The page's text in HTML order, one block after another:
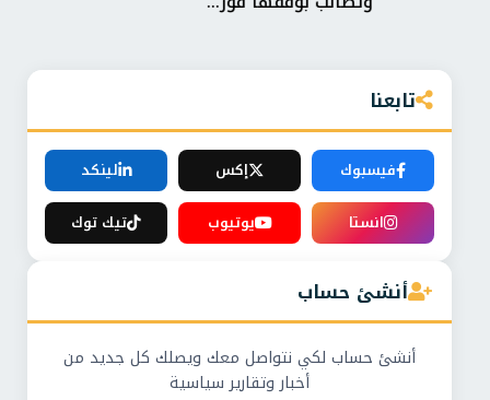
تابعنا
فيسبوك إكس
لينكد
انستا
يوتيوب تيك توك
أنشئ حساب
أنشئ حساب لكي نتواصل معك ويصلك كل جديد من
أخبار وتقارير سياسية